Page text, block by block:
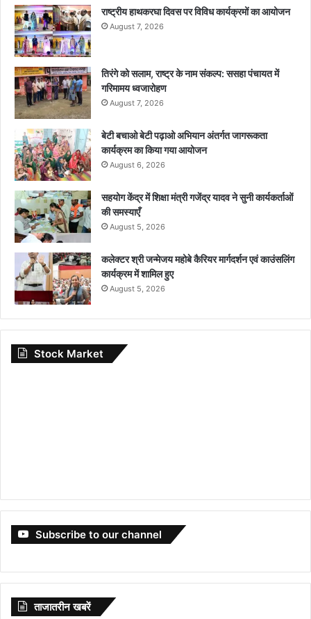
राष्ट्रीय हाथकरघा दिवस पर विविध कार्यक्रमों का आयोजन
August 7, 2026
तिरंगे को सलाम, राष्ट्र के नाम संकल्प: ससहा पंचायत में
गरिमामय ध्वजारोहण
August 7, 2026
बेटी बचाओ बेटी पढ़ाओ अभियान अंतर्गत जागरूकता
कार्यक्रम का किया गया आयोजन
August 6, 2026
सहयोग केंद्र में शिक्षा मंत्री गजेंद्र यादव ने सुनी कार्यकर्ताओं
की समस्याएँ
August 5, 2026
कलेक्टर श्री जन्मेजय महोबे कैरियर मार्गदर्शन एवं काउंसलिंग
कार्यक्रम में शामिल हुए
August 5, 2026
Stock Market
Subscribe to our channel
ताजातरीन खबरें